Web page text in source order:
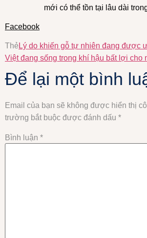
mới có thể tồn tại lâu dài
Facebook
ThẻLý do khiến gỗ tự nhiên đang được
Việt đang sống trong khí hậu bất lợi cho
Để lại một bình
Email của bạn sẽ không được hiển thị
trường bắt buộc được đánh dấu *
Bình luận *